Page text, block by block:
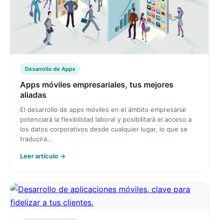
Desarrollo de Apps
Apps móviles empresariales, tus mejores
aliadas
El desarrollo de apps móviles en el ámbito empresarial
potenciará la flexibilidad laboral y posibilitará el acceso a
los datos corporativos desde cualquier lugar, lo que se
traducirá…
Leer artículo →